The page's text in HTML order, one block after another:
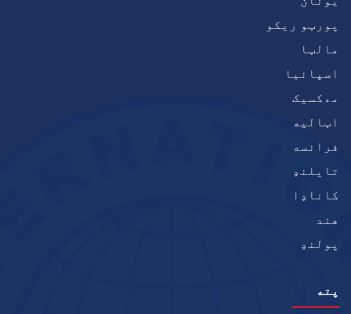
پورټو ریکو
مالټا
اسپانیا
مەکسیک
اټاليه
فرانسه
تایلنډ
کاناډا
هند
پولنډ
پته